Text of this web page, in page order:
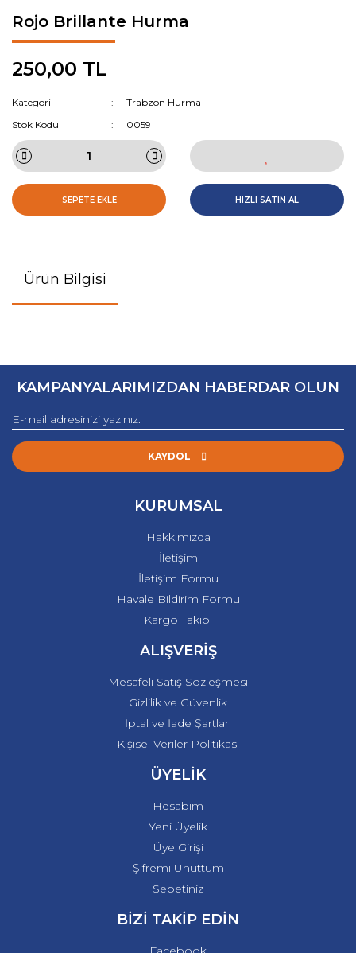
Rojo Brillante Hurma
250,00 TL
Kategori
Trabzon Hurma
Stok Kodu
0059
SEPETE EKLE HIZLI SATIN AL
Ürün Bilgisi
KAMPANYALARIMIZDAN HABERDAR OLUN
KAYDOL
KURUMSAL
Hakkımızda
İletişim
İletişim Formu
Havale Bildirim Formu
Kargo Takibi
ALIŞVERİŞ
Mesafeli Satış Sözleşmesi
Gizlilik ve Güvenlik
İptal ve İade Şartları
Kişisel Veriler Politikası
ÜYELİK
Hesabım
Yeni Üyelik
Üye Girişi
Şifremi Unuttum
Sepetiniz
BİZİ TAKİP EDİN